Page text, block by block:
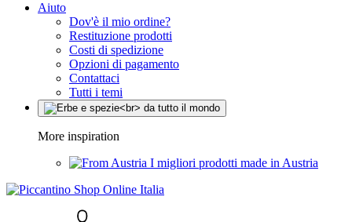
Aiuto
Dov'è il mio ordine?
Restituzione prodotti
Costi di spedizione
Opzioni di pagamento
Contattaci
Tutti i temi
More inspiration
I migliori prodotti made in Austria